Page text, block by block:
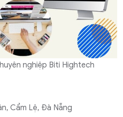
nghiệp Biti Hightech
Cẩm Lệ, Đà Nẵng